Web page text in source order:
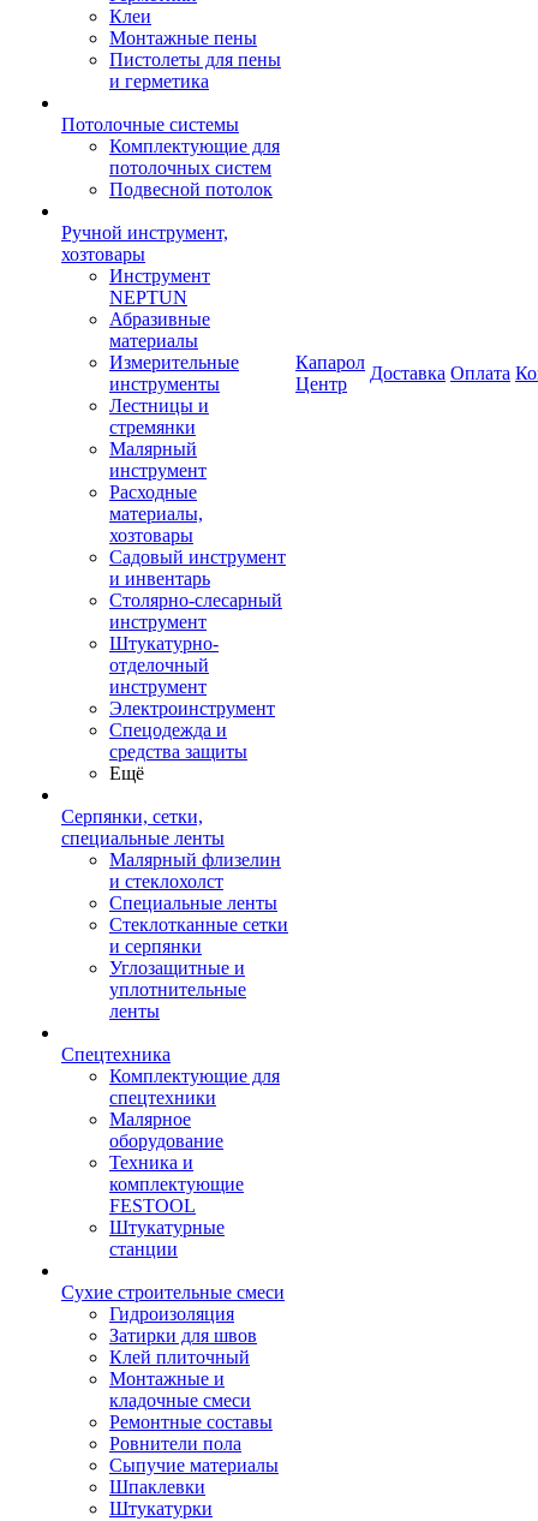
Клеи
Монтажные пены
Пистолеты для пены
и герметика
Потолочные системы
Комплектующие для
потолочных систем
Подвесной потолок
Ручной инструмент,
хозтовары
Инструмент
NEPTUN
Абразивные
материалы
Измерительные
инструменты
Лестницы и
стремянки
Малярный
инструмент
Расходные
материалы,
хозтовары
Садовый инструмент
и инвентарь
Столярно-слесарный
инструмент
Штукатурно-
отделочный
инструмент
Электроинструмент
Спецодежда и
средства защиты
Ещё
Серпянки, сетки,
специальные ленты
Малярный флизелин
и стеклохолст
Специальные ленты
Стеклотканные сетки
и серпянки
Углозащитные и
уплотнительные
ленты
Спецтехника
Комплектующие для
спецтехники
Малярное
оборудование
Техника и
комплектующие
FESTOOL
Штукатурные
станции
Сухие строительные смеси
Гидроизоляция
Затирки для швов
Клей плиточный
Монтажные и
кладочные смеси
Ремонтные составы
Ровнители пола
Сыпучие материалы
Шпаклевки
Штукатурки
Капарол
Центр
Доставка Оплата